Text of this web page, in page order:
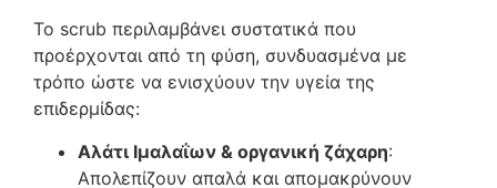
Το scrub περιλαμβάνει συστατικά που
προέρχονται από τη φύση, συνδυασμένα με
τρόπο ώστε να ενισχύουν την υγεία της
επιδερμίδας:
Αλάτι Ιμαλαΐων & οργανική ζάχαρη:
Απολεπίζουν απαλά και απομακρύνουν